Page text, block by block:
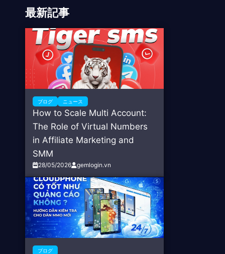
最新記事
ブログ ニュース
How to Scale Multi Account:
The Role of Virtual Numbers
in Affiliate Marketing and
SMM
28/05/2026 gemlogin.vn
ブログ